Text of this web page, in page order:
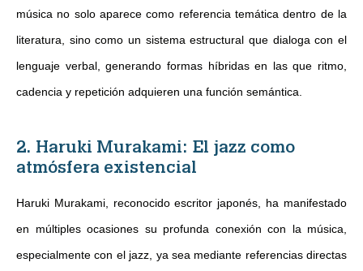
música no solo aparece como referencia temática dentro de la
literatura, sino como un sistema estructural que dialoga con el
lenguaje verbal, generando formas híbridas en las que ritmo,
cadencia y repetición adquieren una función semántica.
2. Haruki Murakami: El jazz como
atmósfera existencial
Haruki Murakami, reconocido escritor japonés, ha manifestado
en múltiples ocasiones su profunda conexión con la música,
especialmente con el jazz, ya sea mediante referencias directas